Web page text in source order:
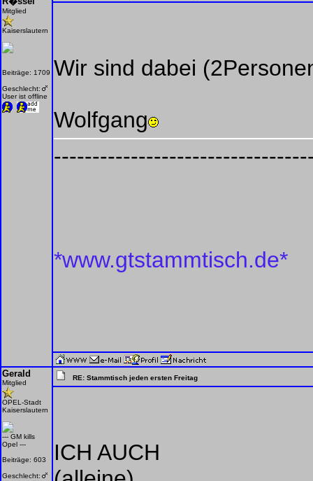
Mitglied
Kaiserslautern
Beiträge: 1709
Geschlecht:
User ist offline
Wir sind dabei
Wolfgang
*www.gtstammtisch.de*
Gerald
Mitglied
OPEL-Stadt
Kaiserslautern
--- GM kills
Opel ---
Beiträge: 603
Geschlecht:
RE: Stammtisch jeden ersten Freitag
ICH AUCH